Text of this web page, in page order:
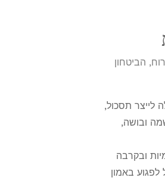
הביטחון
לייצר תסכול,
ובושה,
ובקרבה
לפגוע באמון